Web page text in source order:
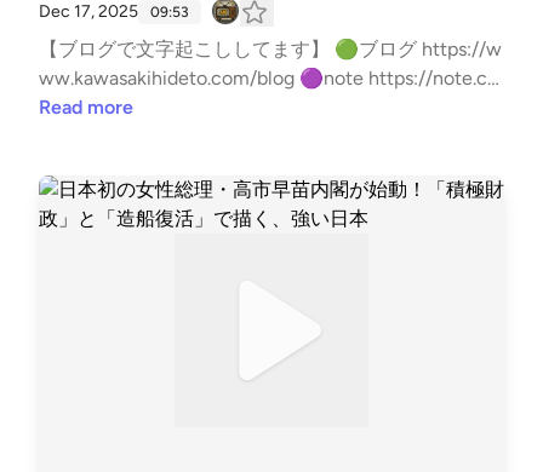
Dec 17, 2025 09:53
【ブログで文字起こししてます】 🟢ブログ https://w
ww.kawasakihideto.com/blog 🟣note https://note.co
m/kawasaki_hideto ※この配信はAnyMaMaより業務
ト・レター送信ができます。 https://stand.fm/chann
els/61f75b34299c4d50055d8fb8
Read more